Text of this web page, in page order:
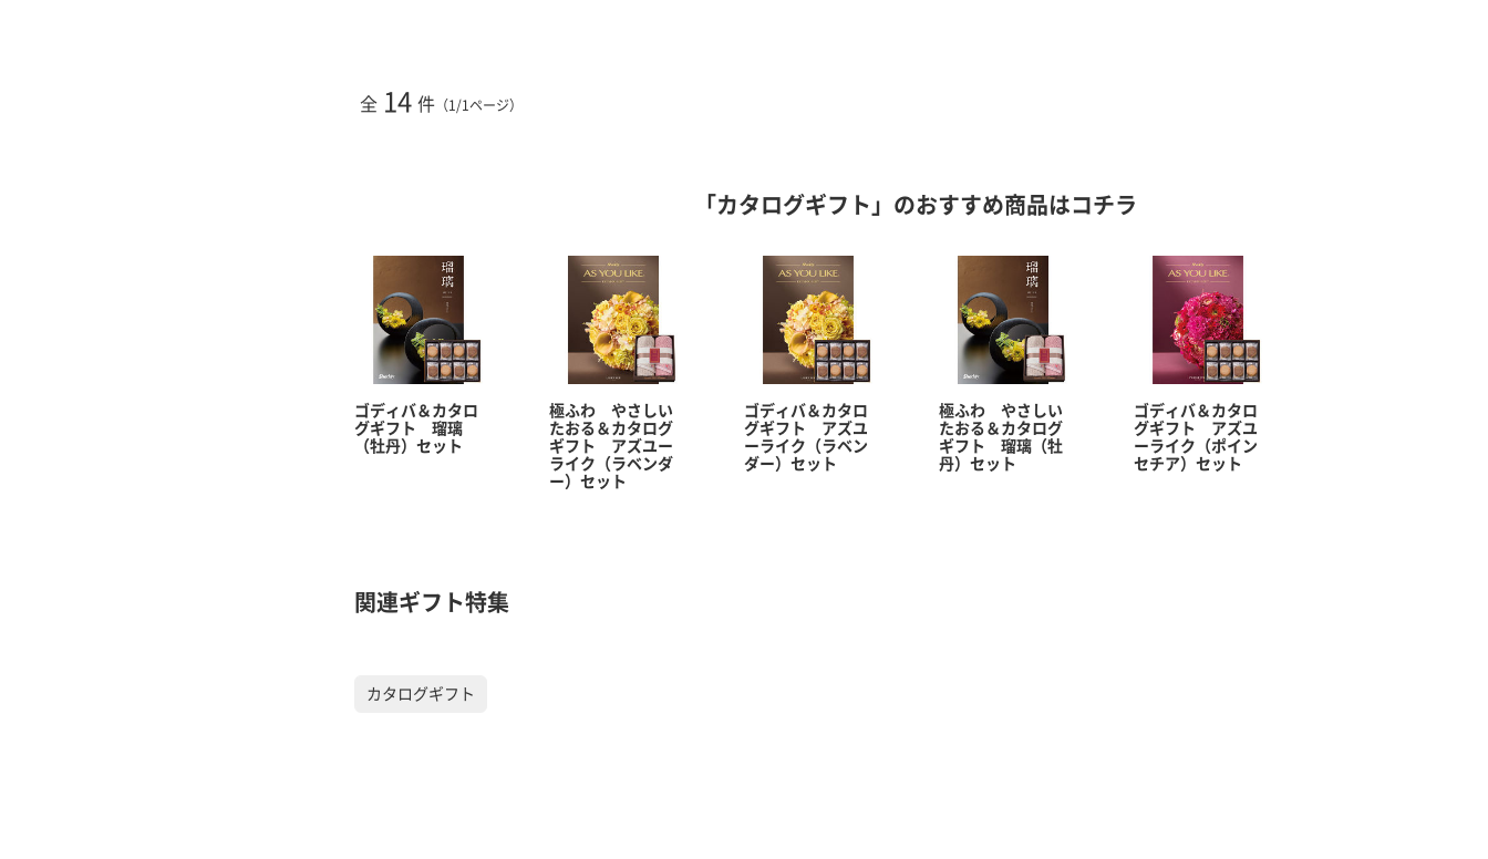
全 14 件 （1/1ページ）
「カタログギフト」のおすすめ商品はコチラ
ゴディバ＆カタロ
グギフト 瑠璃
（牡丹）セット
極ふわ やさしい
たおる＆カタログ
ギフト アズユー
ライク（ラベンダ
ー）セット
ゴディバ＆カタロ
グギフト アズユ
ーライク（ラベン
ダー）セット
極ふわ やさしい
たおる＆カタログ
ギフト 瑠璃（牡
丹）セット
ゴディバ＆カタロ
グギフト アズユ
ーライク（ポイン
セチア）セット
関連ギフト特集
カタログギフト